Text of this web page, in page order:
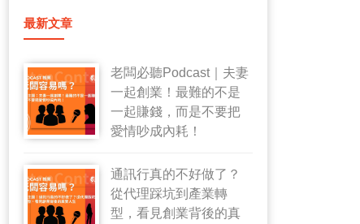
最新文章
老闆必聽Podcast｜夫妻
一起創業！最難的不是
一起賺錢，而是不要把
愛情吵成內耗！
通訊行真的不好做了？
從代理踩坑到產業轉
型，看見創業背後的真